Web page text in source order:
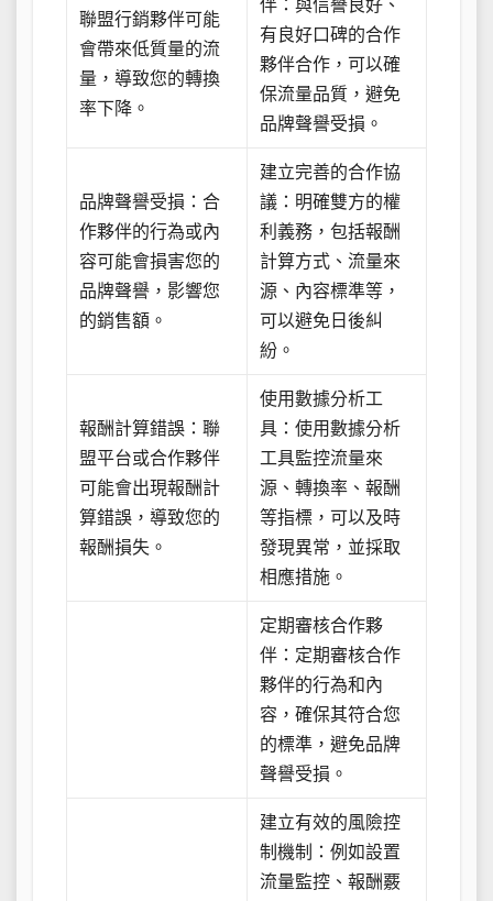
聯盟行銷夥伴可能
會帶來低質量的流
量，導致您的轉換
率下降。
伴：與信譽良好、
有良好口碑的合作
夥伴合作，可以確
保流量品質，避免
品牌聲譽受損。
品牌聲譽受損：合
作夥伴的行為或內
容可能會損害您的
品牌聲譽，影響您
的銷售額。
建立完善的合作協
議：明確雙方的權
利義務，包括報酬
計算方式、流量來
源、內容標準等，
可以避免日後糾
紛。
報酬計算錯誤：聯
盟平台或合作夥伴
可能會出現報酬計
算錯誤，導致您的
報酬損失。
使用數據分析工
具：使用數據分析
工具監控流量來
源、轉換率、報酬
等指標，可以及時
發現異常，並採取
相應措施。
定期審核合作夥
伴：定期審核合作
夥伴的行為和內
容，確保其符合您
的標準，避免品牌
聲譽受損。
建立有效的風險控
制機制：例如設置
流量監控、報酬覈